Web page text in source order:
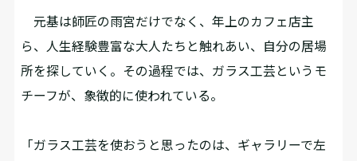
元基は師匠の雨宮だけでなく、年上のカフェ店主
ら、人生経験豊富な大人たちと触れあい、自分の居場
所を探していく。その過程では、ガラス工芸というモ
チーフが、象徴的に使われている。
「ガラス工芸を使おうと思ったのは、ギャラリーで左